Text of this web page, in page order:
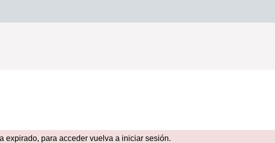
expirado, para acceder vuelva a iniciar sesión.